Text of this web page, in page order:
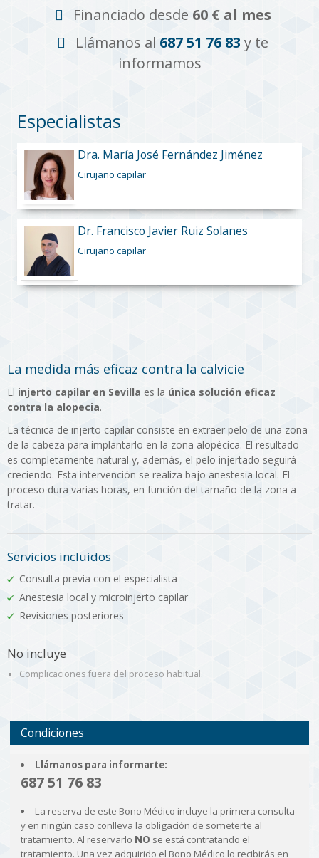
Financiado desde 60 € al mes
Llámanos al 687 51 76 83 y te
informamos
Especialistas
Dra. María José Fernández Jiménez
Cirujano capilar
Dr. Francisco Javier Ruiz Solanes
Cirujano capilar
La medida más eficaz contra la calvicie
El injerto capilar en Sevilla es la única solución eficaz
contra la alopecia.
La técnica de injerto capilar consiste en extraer pelo de una zona
de la cabeza para implantarlo en la zona alopécica. El resultado
es completamente natural y, además, el pelo injertado seguirá
creciendo. Esta intervención se realiza bajo anestesia local. El
proceso dura varias horas, en función del tamaño de la zona a
tratar.
Servicios incluidos
Consulta previa con el especialista
Anestesia local y microinjerto capilar
Revisiones posteriores
No incluye
Complicaciones fuera del proceso habitual.
Condiciones
Llámanos para informarte:
687 51 76 83
La reserva de este Bono Médico incluye la primera consulta
y en ningún caso conlleva la obligación de someterte al
tratamiento. Al reservarlo NO se está contratando el
tratamiento. Una vez adquirido el Bono Médico lo recibirás en